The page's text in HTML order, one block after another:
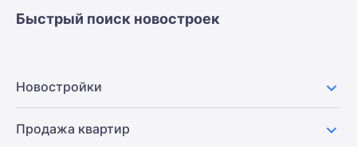
Быстрый поиск новостроек
Новостройки
Продажа квартир